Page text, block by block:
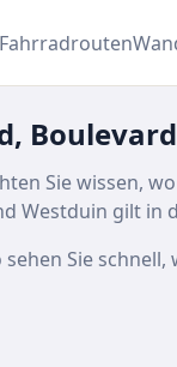
Fahrradrouten
Boulevard
Sie wissen,
Westduin gilt in
Sie